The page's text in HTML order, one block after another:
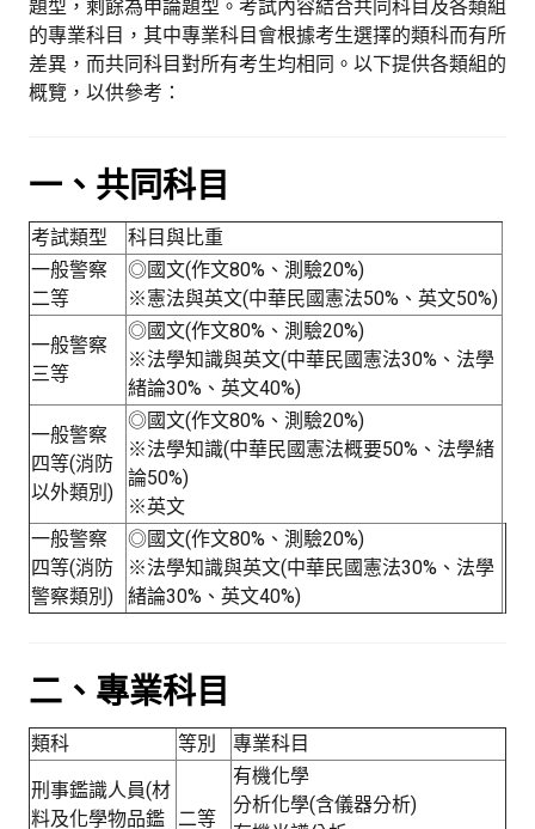
題型，剩餘為申論題型。考試內容結合共同科目及各類組
的專業科目，其中專業科目會根據考生選擇的類科而有所
差異，而共同科目對所有考生均相同。以下提供各類組的
概覽，以供參考：
一、共同科目
考試類型
科目與比重
一般警察
二等
◎國文(作文80%、測驗20%)
※憲法與英文(中華民國憲法50%、英文50%)
一般警察
三等
◎國文(作文80%、測驗20%)
※法學知識與英文(中華民國憲法30%、法學
緒論30%、英文40%)
一般警察
四等(消防
以外類別)
◎國文(作文80%、測驗20%)
※法學知識(中華民國憲法概要50%、法學緒
論50%)
※英文
一般警察
四等(消防
警察類別)
◎國文(作文80%、測驗20%)
※法學知識與英文(中華民國憲法30%、法學
緒論30%、英文40%)
二、專業科目
類科 等別 專業科目
刑事鑑識人員(材
料及化學物品鑑
二等
有機化學
分析化學(含儀器分析)